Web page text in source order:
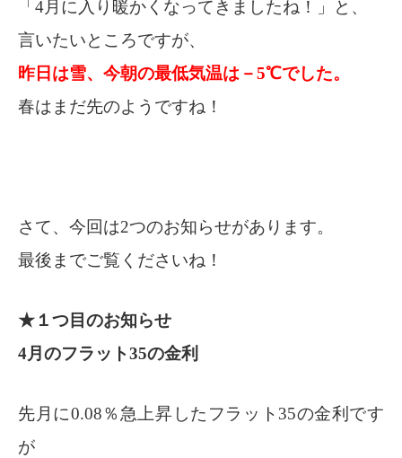
「4月に入り暖かくなってきましたね！」と、
言いたいところですが、
昨日は雪、今朝の最低気温は－5℃でした。
春はまだ先のようですね！
さて、今回は2つのお知らせがあります。
最後までご覧くださいね！
★１つ目のお知らせ
4月のフラット35の金利
先月に0.08％急上昇したフラット35の金利です
が